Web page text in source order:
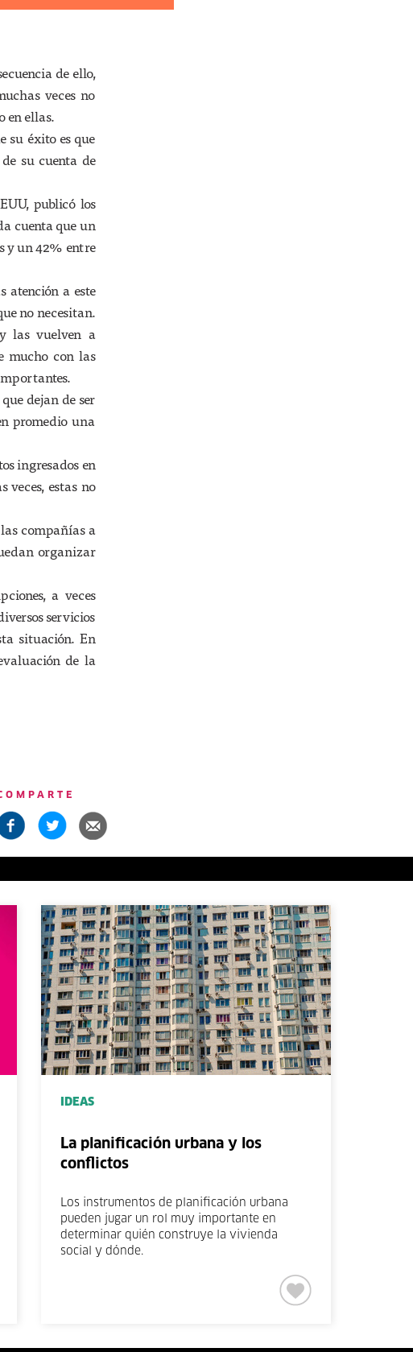
de ello,
veces no
en ellas.
su éxito es que
su cuenta de
publicó los
cuenta que un
y un 42% entre
atención a este
no necesitan.
las vuelven a
mucho con las
dejan de ser
promedio una
ingresados en
veces, estas no
compañías a
organizar
a veces
servicios
situación. En
de la
IDEAS
La planificación urbana y los
conflictos
Los instrumentos de planificación urbana
pueden jugar un rol muy importante en
determinar quién construye la vivienda
social y dónde.